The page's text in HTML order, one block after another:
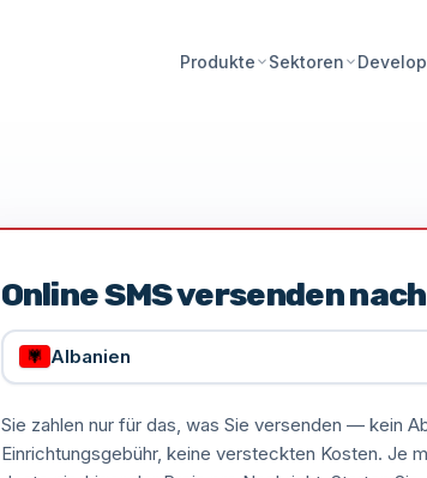
Produkte Sektoren
Online SMS versenden
Albanien
Sie zahlen nur für das, was Sie versenden — kein
Einrichtungsgebühr, keine versteckten Kosten. Je